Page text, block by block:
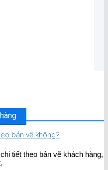
bản vẽ không?
tiết theo bản vẽ khách hàng,